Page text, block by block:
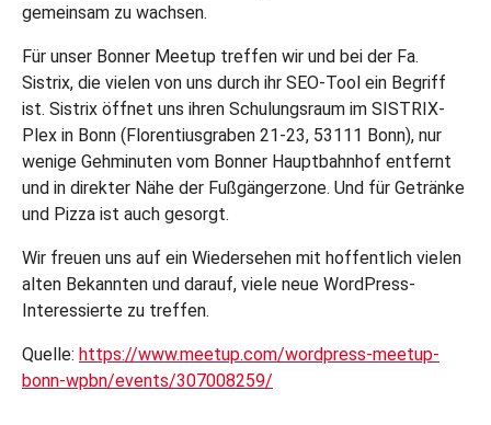
gemeinsam zu wachsen.
Für unser Bonner Meetup treffen wir und bei der Fa.
Sistrix, die vielen von uns durch ihr SEO-Tool ein Begriff
ist. Sistrix öffnet uns ihren Schulungsraum im SISTRIX-
Plex in Bonn (Florentiusgraben 21-23, 53111 Bonn), nur
wenige Gehminuten vom Bonner Hauptbahnhof entfernt
und in direkter Nähe der Fußgängerzone. Und für Getränke
und Pizza ist auch gesorgt.
Wir freuen uns auf ein Wiedersehen mit hoffentlich vielen
alten Bekannten und darauf, viele neue WordPress-
Interessierte zu treffen.
Quelle: https://www.meetup.com/wordpress-meetup-
bonn-wpbn/events/307008259/